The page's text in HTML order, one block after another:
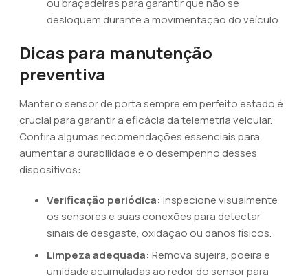
ou braçadeiras para garantir que não se
desloquem durante a movimentação do veículo.
Dicas para manutenção
preventiva
Manter o sensor de porta sempre em perfeito estado é
crucial para garantir a eficácia da telemetria veicular.
Confira algumas recomendações essenciais para
aumentar a durabilidade e o desempenho desses
dispositivos:
Verificação periódica: Inspecione visualmente
os sensores e suas conexões para detectar
sinais de desgaste, oxidação ou danos físicos.
Limpeza adequada: Remova sujeira, poeira e
umidade acumuladas ao redor do sensor para